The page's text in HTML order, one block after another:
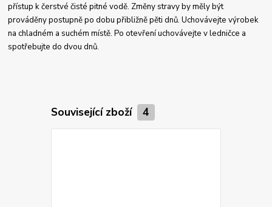
přístup k čerstvé čisté pitné vodě. Změny stravy by měly být
prováděny postupně po dobu přibližně pěti dnů.Uchovávejte výrobek
na chladném a suchém místě.Po otevření uchovávejte v ledničce a
spotřebujte do dvou dnů.
Související zboží 4